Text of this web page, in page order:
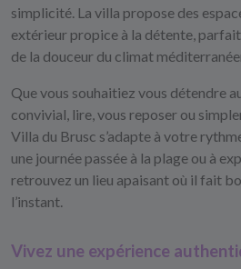
simplicité. La villa propose des
extérieur propice à la détente,
de la douceur du climat
Que vous souhaitiez vous détendre
convivial, lire, vous reposer ou
Villa du Brusc s’adapte à votre
une journée passée à la plage ou à
retrouvez un lieu apaisant où il fait
l’instant.
Vivez une expérience